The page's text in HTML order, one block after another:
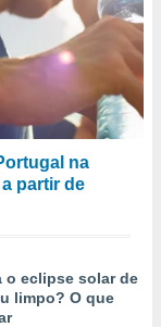
na
partir de
o eclipse solar de
limpo? O que